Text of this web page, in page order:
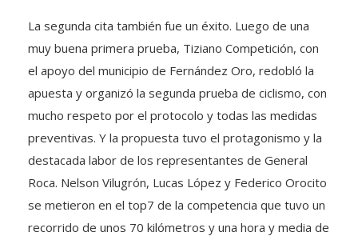
La segunda cita también fue un éxito. Luego de una
muy buena primera prueba, Tiziano Competición, con
el apoyo del municipio de Fernández Oro, redobló la
apuesta y organizó la segunda prueba de ciclismo, con
mucho respeto por el protocolo y todas las medidas
preventivas. Y la propuesta tuvo el protagonismo y la
destacada labor de los representantes de General
Roca. Nelson Vilugrón, Lucas López y Federico Orocito
se metieron en el top7 de la competencia que tuvo un
recorrido de unos 70 kilómetros y una hora y media de